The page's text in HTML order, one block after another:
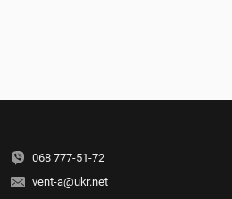
068 777-51-72
vent-a@ukr.net